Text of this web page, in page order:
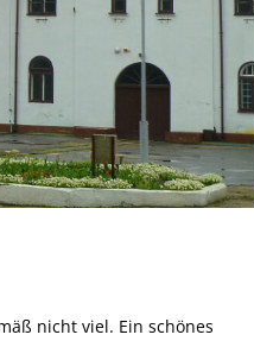
nicht viel. Ein schönes